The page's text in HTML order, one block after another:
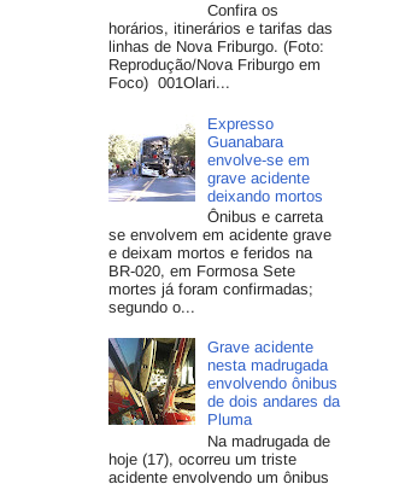
Confira os
horários, itinerários e tarifas das
linhas de Nova Friburgo. (Foto:
Reprodução/Nova Friburgo em
Foco) 001Olari...
Expresso
Guanabara
envolve-se em
grave acidente
deixando mortos
Ônibus e carreta
se envolvem em acidente grave
e deixam mortos e feridos na
BR-020, em Formosa Sete
mortes já foram confirmadas;
segundo o...
Grave acidente
nesta madrugada
envolvendo ônibus
de dois andares da
Pluma
Na madrugada de
hoje (17), ocorreu um triste
acidente envolvendo um ônibus